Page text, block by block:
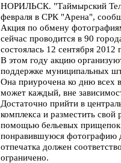
НОРИЛЬСК. "Таймырский
февраля в СРК "Арена",
Акция по обмену
сейчас проводится в 90
состоялась 12 сентября 2012
В этом году акцию
поддержке муниципальных
Она приурочена ко дню всех
может каждый, вне
Достаточно прийти в
комплекса и разместить
помощью бельевых
понравившуюся фотографию
отпечатка должен
ограничено.